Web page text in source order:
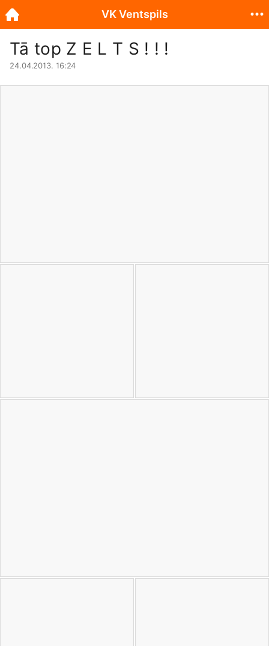
Tā top Z E L T S ! ! !
24.04.2013. 16:24
VK Ventspils